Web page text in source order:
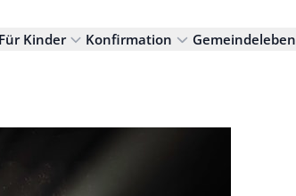
Für Kinder Konfirmation Gemeindeleben